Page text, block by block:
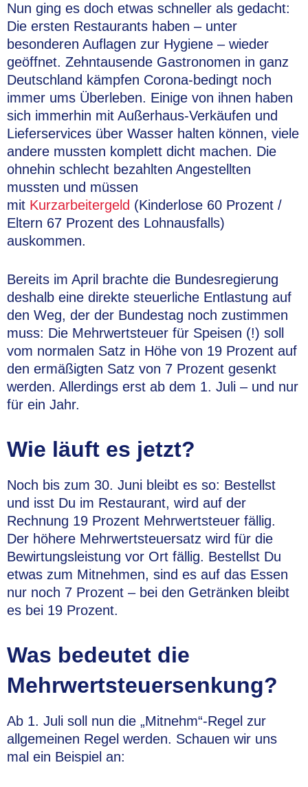
Nun ging es doch etwas schneller als gedacht:
Die ersten Restaurants haben – unter
besonderen Auflagen zur Hygiene – wieder
geöffnet. Zehntausende Gastronomen in ganz
Deutschland kämpfen Corona-bedingt noch
immer ums Überleben. Einige von ihnen haben
sich immerhin mit Außerhaus-Verkäufen und
Lieferservices über Wasser halten können, viele
andere mussten komplett dicht machen. Die
ohnehin schlecht bezahlten Angestellten
mussten und müssen
mit Kurzarbeitergeld (Kinderlose 60 Prozent /
Eltern 67 Prozent des Lohnausfalls)
auskommen.
Bereits im April brachte die Bundesregierung
deshalb eine direkte steuerliche Entlastung auf
den Weg, der der Bundestag noch zustimmen
muss: Die Mehrwertsteuer für Speisen (!) soll
vom normalen Satz in Höhe von 19 Prozent auf
den ermäßigten Satz von 7 Prozent gesenkt
werden. Allerdings erst ab dem 1. Juli – und nur
für ein Jahr.
Wie läuft es jetzt?
Noch bis zum 30. Juni bleibt es so: Bestellst
und isst Du im Restaurant, wird auf der
Rechnung 19 Prozent Mehrwertsteuer fällig.
Der höhere Mehrwertsteuersatz wird für die
Bewirtungsleistung vor Ort fällig. Bestellst Du
etwas zum Mitnehmen, sind es auf das Essen
nur noch 7 Prozent – bei den Getränken bleibt
es bei 19 Prozent.
Was bedeutet die
Mehrwertsteuersenkung?
Ab 1. Juli soll nun die „Mitnehm“-Regel zur
allgemeinen Regel werden. Schauen wir uns
mal ein Beispiel an: